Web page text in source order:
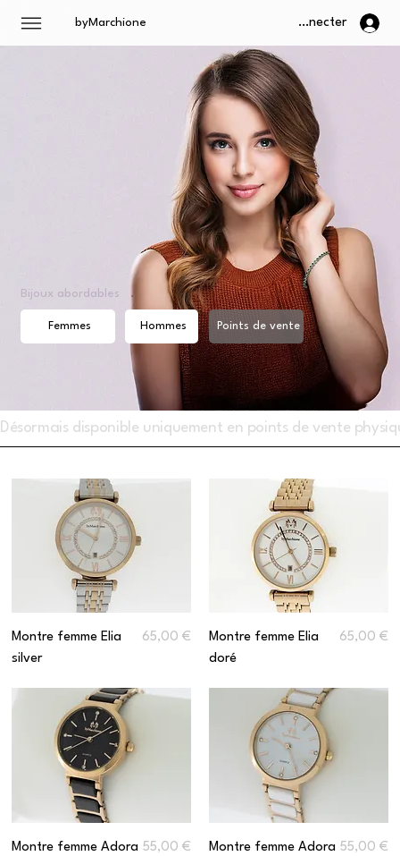
Bijoux abordables .
Femmes Hommes Points de vente
Désormais disponible uniquement en points de vente
Montre femme Elia
silver
Prix
65,00 €
Montre femme Elia
doré
Prix
65,00 €
Montre femme Adora Prix
55,00 €
Montre femme Adora Prix
55,00 €
byMarchione Se connecter